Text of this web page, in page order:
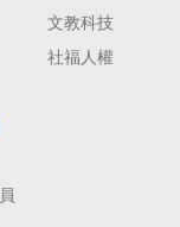
文教科技
社福人權